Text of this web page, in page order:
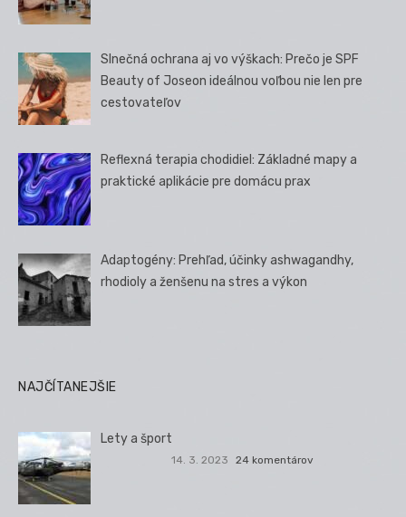
Slnečná ochrana aj vo výškach: Prečo je SPF
Beauty of Joseon ideálnou voľbou nie len pre
cestovateľov
Reflexná terapia chodidiel: Základné mapy a
praktické aplikácie pre domácu prax
Adaptogény: Prehľad, účinky ashwagandhy,
rhodioly a ženšenu na stres a výkon
NAJČÍTANEJŠIE
Lety a šport
14. 3. 2023 24 komentárov